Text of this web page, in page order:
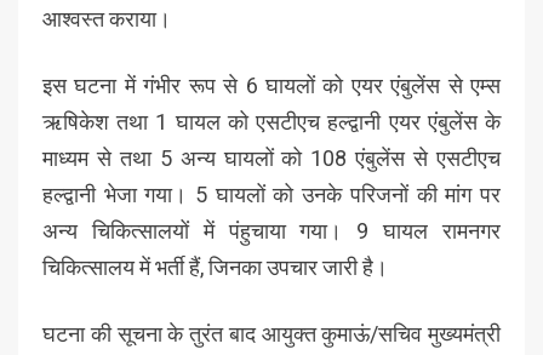
आश्वस्त कराया।
इस घटना में गंभीर रूप से 6 घायलों को एयर एंबुलेंस से एम्स
ऋषिकेश तथा 1 घायल को एसटीएच हल्द्वानी एयर एंबुलेंस के
माध्यम से तथा 5 अन्य घायलों को 108 एंबुलेंस से एसटीएच
हल्द्वानी भेजा गया। 5 घायलों को उनके परिजनों की मांग पर
अन्य चिकित्सालयों में पंहुचाया गया। 9 घायल रामनगर
चिकित्सालय में भर्ती हैं, जिनका उपचार जारी है।
घटना की सूचना के तुरंत बाद आयुक्त कुमाऊं/सचिव मुख्यमंत्री